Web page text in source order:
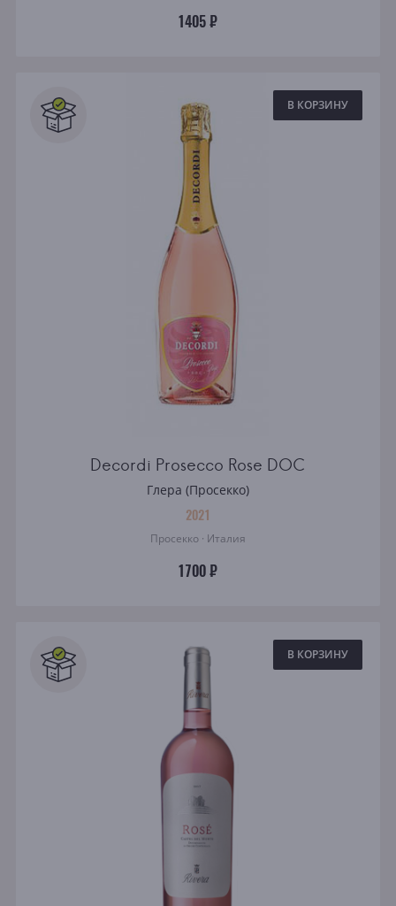
1405 ₽
В КОРЗИНУ
Decordi Prosecco Rose DOC
Глера (Просекко)
2021
Просекко · Италия
1700 ₽
В КОРЗИНУ